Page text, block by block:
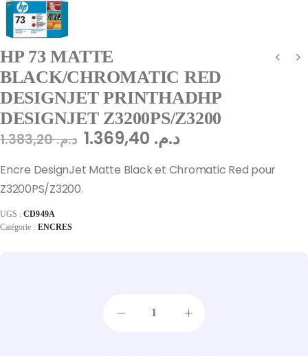
HP 73 MATTE
BLACK/CHROMATIC RED
DESIGNJET PRINTHADHP
DESIGNJET Z3200PS/Z3200
د.م.1.383,20 د.م.
Encre DesignJet Matte Black et Chromatic Red pour
Z3200PS/Z3200.
UGS :CD949A
Catégorie : ENCRES